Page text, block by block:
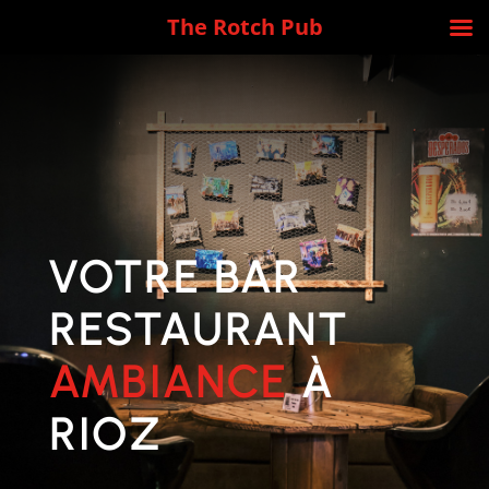
VOTRE BAR
RESTAURANT
AMBIANCEÀ
RIOZ
The Rotch Pub